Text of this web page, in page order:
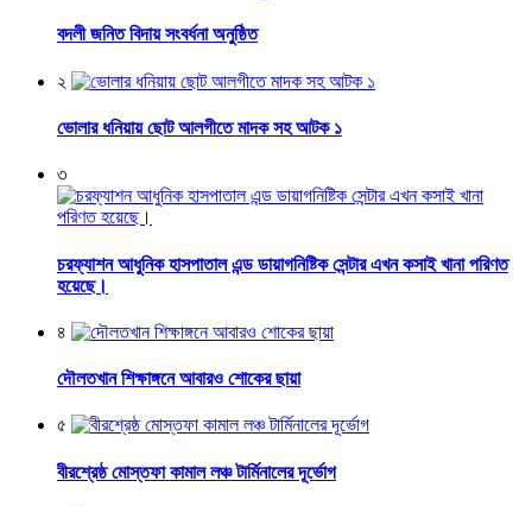
বদলী জনিত বিদায় সংবর্ধনা অনুষ্ঠিত
২
ভোলার ধনিয়ায় ছোট আলগীতে মাদক সহ আটক ১
৩
চরফ্যাশন আধুনিক হাসপাতাল এন্ড ডায়াগনিষ্টিক সেন্টার এখন কসাই খানা পরিণত
হয়েছে।
৪
দৌলতখান শিক্ষাঙ্গনে আবারও শোকের ছায়া
৫
বীরশ্রেষ্ঠ মোস্তফা কামাল লঞ্চ টার্মিনালের দূর্ভোগ